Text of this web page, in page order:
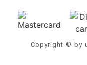
Copyright © by